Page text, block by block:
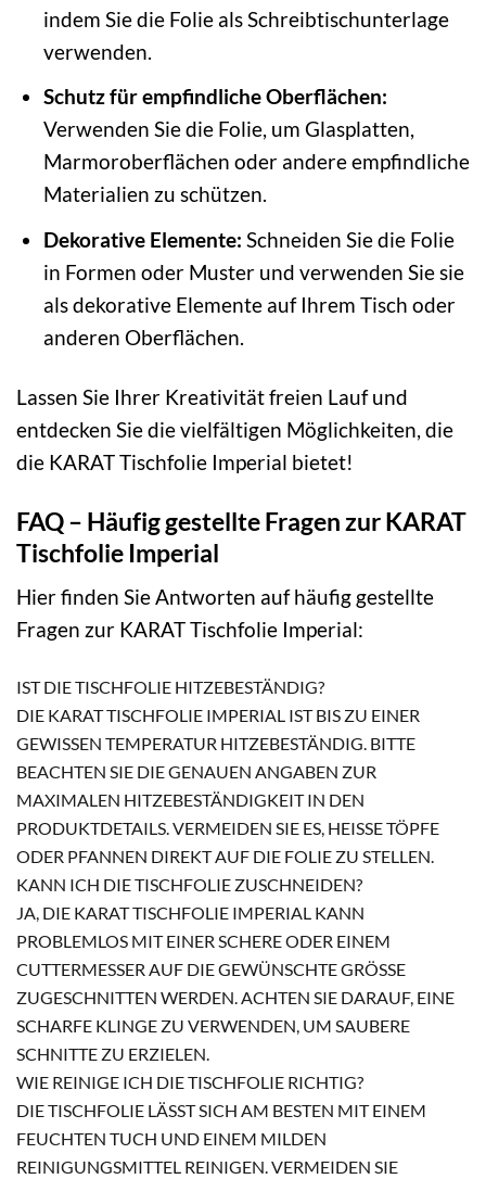
indem Sie die Folie als Schreibtischunterlage
verwenden.
Schutz für empfindliche Oberflächen:
Verwenden Sie die Folie, um Glasplatten,
Marmoroberflächen oder andere empfindliche
Materialien zu schützen.
Dekorative Elemente: Schneiden Sie die Folie
in Formen oder Muster und verwenden Sie sie
als dekorative Elemente auf Ihrem Tisch oder
anderen Oberflächen.
Lassen Sie Ihrer Kreativität freien Lauf und
entdecken Sie die vielfältigen Möglichkeiten, die
die KARAT Tischfolie Imperial bietet!
FAQ – Häufig gestellte Fragen zur KARAT
Tischfolie Imperial
Hier finden Sie Antworten auf häufig gestellte
Fragen zur KARAT Tischfolie Imperial:
IST DIE TISCHFOLIE HITZEBESTÄNDIG?
DIE KARAT TISCHFOLIE IMPERIAL IST BIS ZU EINER
GEWISSEN TEMPERATUR HITZEBESTÄNDIG. BITTE
BEACHTEN SIE DIE GENAUEN ANGABEN ZUR
MAXIMALEN HITZEBESTÄNDIGKEIT IN DEN
PRODUKTDETAILS. VERMEIDEN SIE ES, HEISSE TÖPFE O
DER PFANNEN DIREKT AUF DIE FOLIE ZU STELLEN.
KANN ICH DIE TISCHFOLIE ZUSCHNEIDEN?
JA, DIE KARAT TISCHFOLIE IMPERIAL KANN
PROBLEMLOS MIT EINER SCHERE ODER EINEM
CUTTERMESSER AUF DIE GEWÜNSCHTE GRÖSSE Z
UGESCHNITTEN WERDEN. ACHTEN SIE DARAUF, EINE S
CHARFE KLINGE ZU VERWENDEN, UM SAUBERE S
CHNITTE ZU ERZIELEN.
WIE REINIGE ICH DIE TISCHFOLIE RICHTIG?
DIE TISCHFOLIE LÄSST SICH AM BESTEN MIT EINEM
FEUCHTEN TUCH UND EINEM MILDEN
REINIGUNGSMITTEL REINIGEN. VERMEIDEN SIE